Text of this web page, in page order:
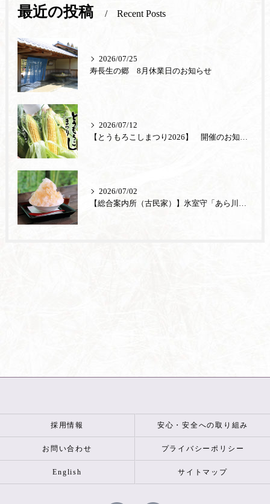
最近の投稿 Recent Posts
2026/07/25
寿長生の郷 8月休業日のお知らせ
2026/07/12
2026/07/02
採用情報 安心・安全への取り組み
お問い合わせ プライバシーポリシー
English サイトマップ